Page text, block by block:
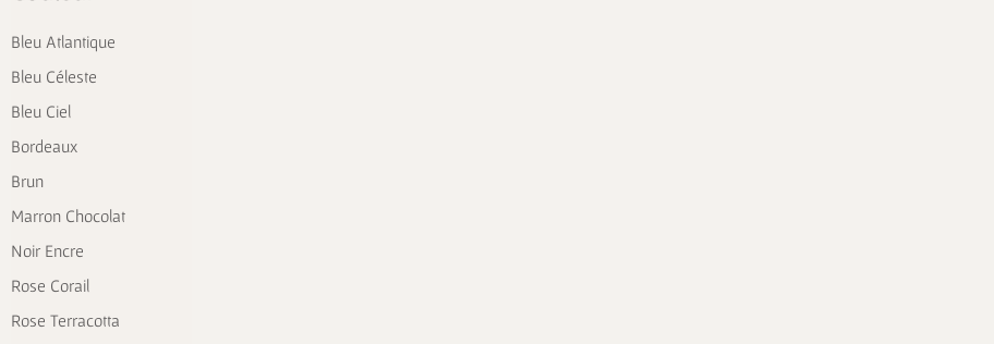
Bleu Atlantique
Bleu Céleste
Bleu Ciel
Bordeaux
Brun
Marron Chocolat
Noir Encre
Rose Corail
Rose Terracotta